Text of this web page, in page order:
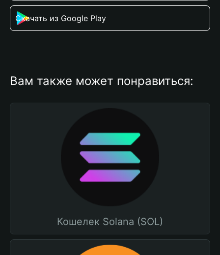
Скачать из Google Play
Вам также может понравиться:
Кошелек Solana (SOL)